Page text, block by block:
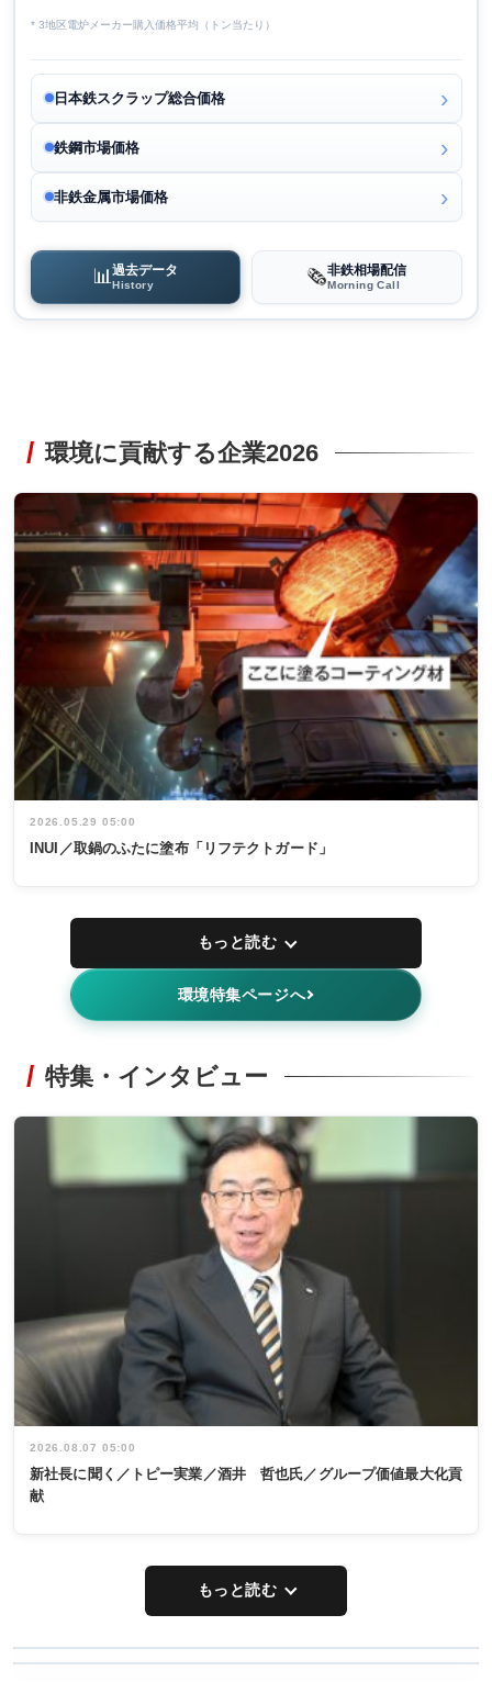
* 3地区電炉メーカー購入価格平均（トン当たり）
日本鉄スクラップ総合価格
鉄鋼市場価格
非鉄金属市場価格
📊過去データ
History 🗞️非鉄相場配信
Morning Call
環境に貢献する企業2026
2026.05.29 05:00
INUI／取鍋のふたに塗布「リフテクトガード」
もっと読む
環境特集ページへ
特集・インタビュー
2026.08.07 05:00
新社長に聞く／トピー実業／酒井 哲也氏／グループ価値最大化貢
献
もっと読む